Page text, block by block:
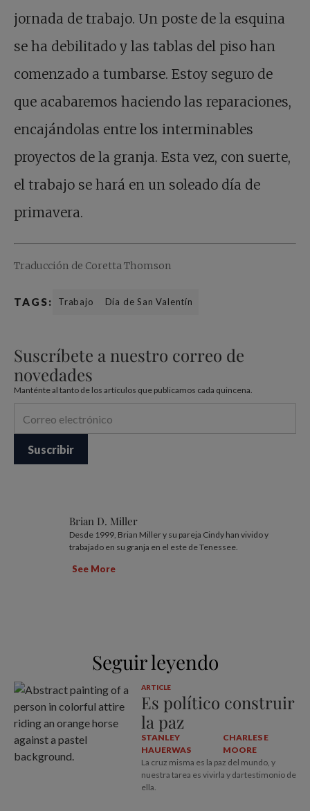
jornada de trabajo. Un poste de la esquina
se ha debilitado y las tablas del piso han
comenzado a tumbarse. Estoy seguro de
que acabaremos haciendo las reparaciones,
encajándolas entre los interminables
proyectos de la granja. Esta vez, con suerte,
el trabajo se hará en un soleado día de
primavera.
Traducción de Coretta Thomson
TAGS: Trabajo Día de San Valentín
Suscríbete a nuestro correo de
novedades
Manténte al tanto de los artículos que publicamos cada quincena.
Brian D. Miller
Desde 1999, Brian Miller y su pareja Cindy han vivido y
trabajado en su granja en el este de Tenessee.
See More
Seguir leyendo
ARTICLE
Es político construir
la paz
STANLEY
HAUERWAS
CHARLES E
MOORE
La cruz misma es la paz del mundo, y
nuestra tarea es vivirla y dartestimonio de
ella.